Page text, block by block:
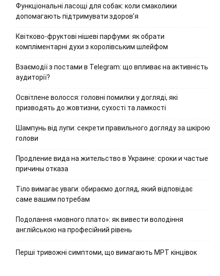
Функціональні ласощі для собак: коли смаколики
допомагають підтримувати здоров’я
Квітково-фруктові нішеві парфуми: як обрати
компліментарні духи з королівським шлейфом
Взаємодії з постами в Telegram: що впливає на активність
аудиторії?
Освітлене волосся: головні помилки у догляді, які
призводять до жовтизни, сухості та ламкості
Шампунь від лупи: секрети правильного догляду за шкірою
голови
Продление вида на жительство в Украине: сроки и частые
причины отказа
Тіло вимагає уваги: обираємо догляд, який відповідає
саме вашим потребам
Подолання «мовного плато»: як вивести володіння
англійською на професійний рівень
Перші тривожні симптоми, що вимагають МРТ кінцівок